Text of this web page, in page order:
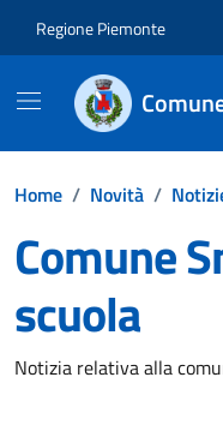
Regione Piemonte
Home / Novità /
Comune
scuola
Dettagli
Notizia relativa alla